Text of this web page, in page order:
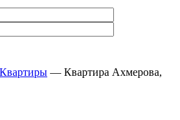
Квартиры ― Квартира Ахмерова,